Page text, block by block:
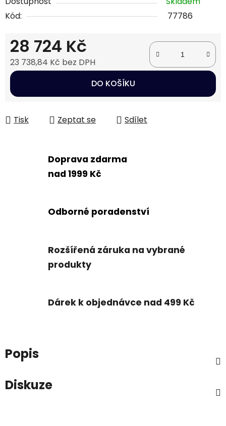
Kód:
77786
28 724 Kč
23 738,84 Kč bez DPH
Měrná cena:
DO KOŠÍKU
Tisk Zeptat se Sdílet
Doprava zdarma
nad 1999 Kč
Odborné poradenství
Rozšířená záruka na vybrané
produkty
Dárek k objednávce nad 499 Kč
Popis
Diskuze